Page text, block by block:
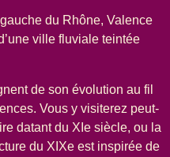
du Rhône, Valence
ville fluviale teintée
de son évolution au fil
Vous y visiterez peut-
datant du XIe siècle, ou la
du XIXe est inspirée de